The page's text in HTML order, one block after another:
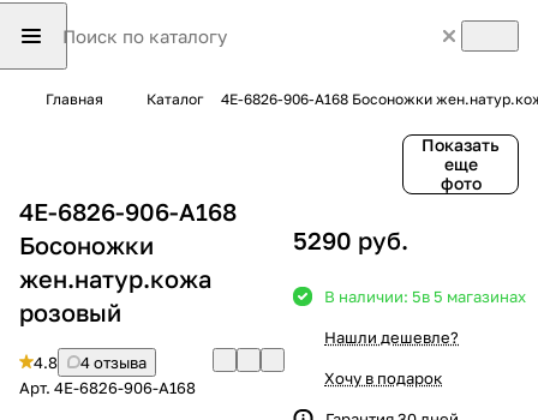
Главная Каталог 4E-6826-906-A168 Босоножки
Показать
еще
фото
4E-6826-906-A168
Босоножки
жен.натур.кожа
розовый
4.8
4 отзыва
Арт. 4E-6826-906-A168
5290 руб.
В наличии: 5в 5 магазинах
Нашли дешевле?
Хочу в подарок